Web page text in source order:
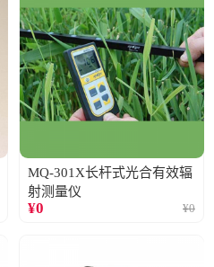
MQ-301X长杆式光合有效辐
射测量仪
¥0 ¥0